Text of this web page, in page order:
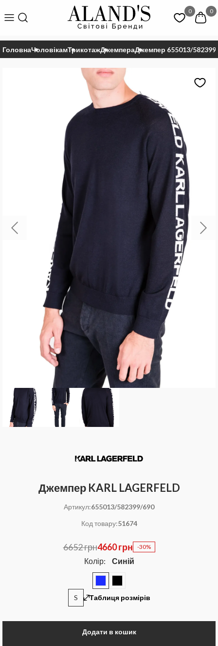
0 0
ГоловнаЧоловікамТрикотажДжемпераДжемпер 655013/
Джемпер KARL LAGERFELD
Артикул:655013/582399/690
Код товару:51674
6652 грн4660 грн -30%
Колір: Синій
S Таблиця розмірів
Додати в кошик